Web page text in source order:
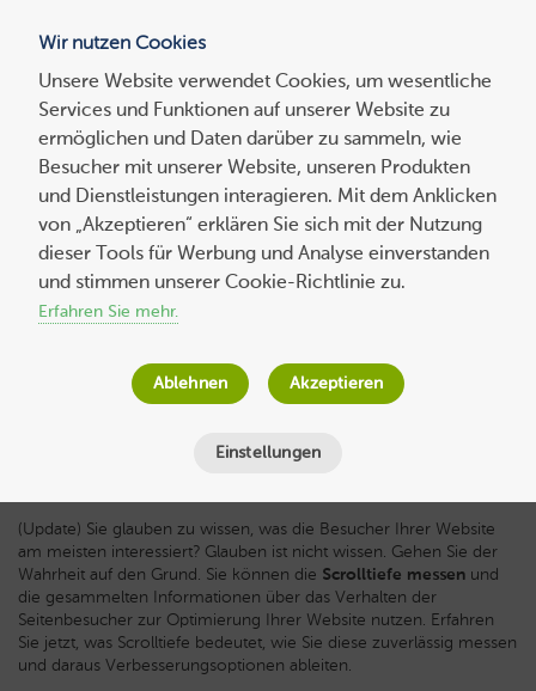
Suchen
nach:
Scrolltiefe messen: So erfahren Sie, was
Ihre Website-Nutzer interessiert
am7. Juli 2025
Minuten
(Update) Sie glauben zu wissen, was die Besucher Ihrer Website
am meisten interessiert? Glauben ist nicht wissen. Gehen Sie der
Wahrheit auf den Grund. Sie können die Scrolltiefe messen und
die gesammelten Informationen über das Verhalten der
Seitenbesucher zur Optimierung Ihrer Website nutzen. Erfahren
Sie jetzt, was Scrolltiefe bedeutet, wie Sie diese zuverlässig messen
und daraus Verbesserungsoptionen ableiten.
Wir nutzen Cookies
Unsere Website verwendet Cookies, um wesentliche
Services und Funktionen auf unserer Website zu
ermöglichen und Daten darüber zu sammeln, wie
Besucher mit unserer Website, unseren Produkten
und Dienstleistungen interagieren. Mit dem Anklicken
von „Akzeptieren“ erklären Sie sich mit der Nutzung
dieser Tools für Werbung und Analyse einverstanden
und stimmen unserer Cookie-Richtlinie zu.
Erfahren Sie mehr.
Einstellungen
Ablehnen Akzeptieren